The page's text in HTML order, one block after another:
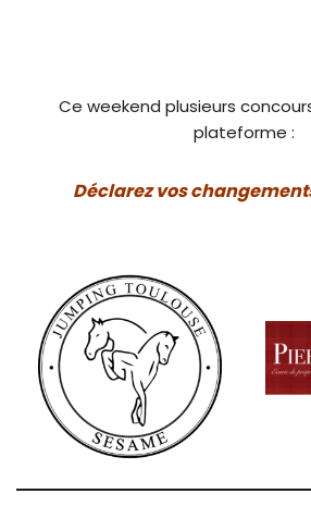
Ce weekend plusieurs
plateforme :
Déclarez vos